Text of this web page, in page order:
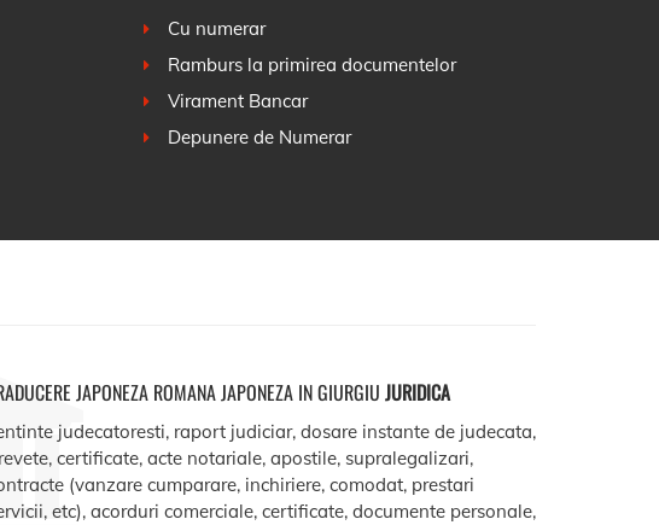
Cu numerar
Ramburs la primirea documentelor
Virament Bancar
Depunere de Numerar
JAPONEZA ROMANA JAPONEZA IN GIURGIU JURIDICA
judecatoresti, raport judiciar, dosare instante de judecata,
certificate, acte notariale, apostile, supralegalizari,
(vanzare cumparare, inchiriere, comodat, prestari
etc), acorduri comerciale, certificate, documente personale,